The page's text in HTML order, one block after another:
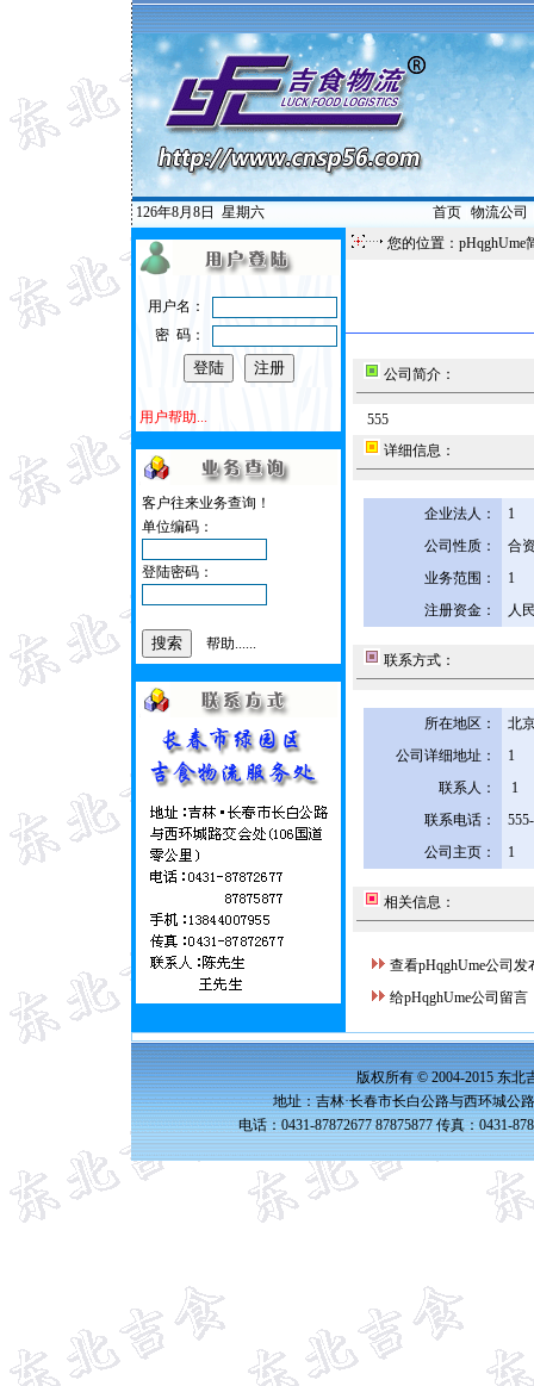
126年8月8日 星期六 首页| 物流公司
用户名：
密 码：
用户帮助...
客户往来业务查询！
单位编码：
登陆密码：
帮助......
您的位置：pHqghUme
公司简介：
555
详细信息：
企业法人：
1
公司性质：
合
业务范围：
1
注册资金：
人
联系方式：
所在地区：
北
公司详细地址：
1
联系人：
1
联系电话：
公司主页：
1
相关信息：
查看pHqghUme公司发
给pHqghUme公司留言
版权所有 © 2004-2015 东北
地址：吉林·长春市长白公路与西环城公
电话：0431-87872677 87875877 传真：0431-